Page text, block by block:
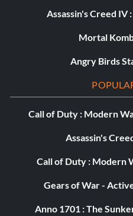
Rusev et Lana Terminez le
Sami Zayn Complétez le
Assassin's Creed IV
Mortal
Angry Birds
Call of Duty : Modern
Assassin's
Call of Duty : Modern
Gears of War -
Anno 1701 : The